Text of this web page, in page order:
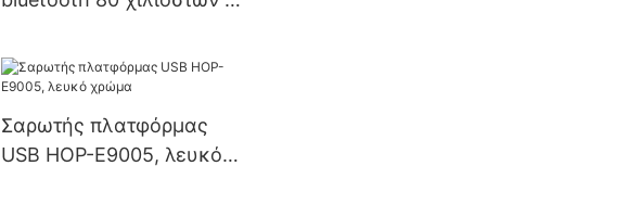
Σαρωτής πλατφόρμας
USB HOP-E9005, λευκό